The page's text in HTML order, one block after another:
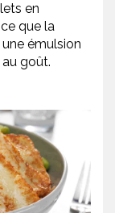
en
que la
émulsion
goût.